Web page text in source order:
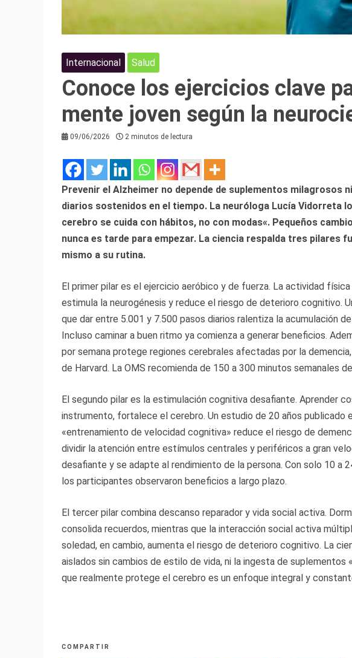
Internacional Salud
Conoce los ejercicios clave
mente joven según la
09/06/2026 2 minutos de lectura
Prevenir el Alzheimer no depende de suplementos milagrosos
diarios sostenidos en el tiempo. La neuróloga Lucía Vidorreta
cerebro se cuida con hábitos, no con modas«. Pequeños
nunca es tarde para empezar. La ciencia respalda tres pilares
mismo a su rutina.
El primer pilar es el ejercicio aeróbico y de fuerza. La actividad
estimula la neurogénesis y reduce el riesgo de deterioro cognitivo.
que dar entre 5.001 y 7.500 pasos diarios ralentiza la acumulación
Incluso caminar a buen ritmo ya comienza a generar beneficios.
por semana protege regiones cerebrales afectadas por la
de Harvard. La OMS recomienda de 150 a 300 minutos semanales
El segundo pilar es la estimulación cognitiva desafiante. Aprender
instrumento, fortalece el cerebro. Un estudio de 20 años publicado
«entrenamiento de velocidad cognitiva» reduce el riesgo de
dividir la atención entre estímulos centrales y periféricos a gran
desafiante y se adapte al rendimiento de la persona. Con solo 10 a
los participantes observaron beneficios a largo plazo.
El tercer pilar combina descanso reparador y vida social activa.
consolida recuerdos, mientras que la interacción social activa
soledad, en cambio, aumenta el riesgo de deterioro cognitivo. La
aislados sin cambios de estilo de vida, ni la ingesta de suplementos
que realmente protege el cerebro es un enfoque integral y
COMPARTIR